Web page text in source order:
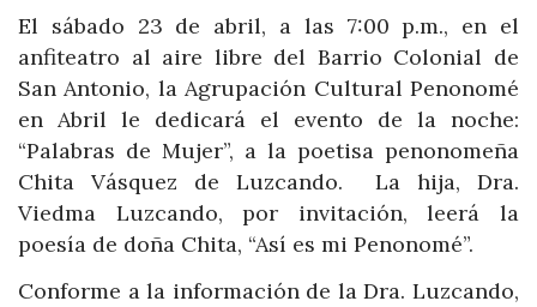
El sábado 23 de abril, a las 7:00 p.m., en el
anfiteatro al aire libre del Barrio Colonial de
San Antonio, la Agrupación Cultural Penonomé
en Abril le dedicará el evento de la noche:
“Palabras de Mujer”, a la poetisa penonomeña
Chita Vásquez de Luzcando. La hija, Dra.
Viedma Luzcando, por invitación, leerá la
poesía de doña Chita, “Así es mi Penonomé”.
Conforme a la información de la Dra. Luzcando,